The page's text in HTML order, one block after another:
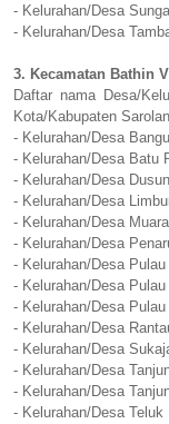
- Kelurahan/Desa
- Kelurahan/Desa
3. Kecamatan Bathin
Daftar nama Desa/
Kota/Kabupaten
- Kelurahan/Desa
- Kelurahan/Desa Batu
- Kelurahan/Desa
- Kelurahan/Desa
- Kelurahan/Desa
- Kelurahan/Desa
- Kelurahan/Desa
- Kelurahan/Desa
- Kelurahan/Desa
- Kelurahan/Desa
- Kelurahan/Desa
- Kelurahan/Desa
- Kelurahan/Desa
- Kelurahan/Desa